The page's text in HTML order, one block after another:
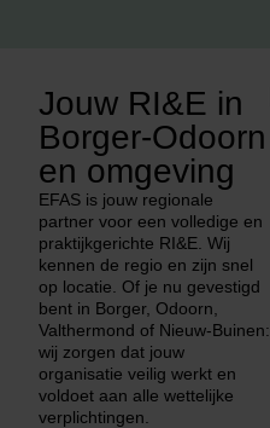
Jouw RI&E in
Borger-Odoorn
en omgeving
EFAS is jouw regionale
partner voor een volledige en
praktijkgerichte RI&E. Wij
kennen de regio en zijn snel
op locatie. Of je nu gevestigd
bent in Borger, Odoorn,
Valthermond of Nieuw-Buinen:
wij zorgen dat jouw
organisatie veilig werkt en
voldoet aan alle wettelijke
verplichtingen.